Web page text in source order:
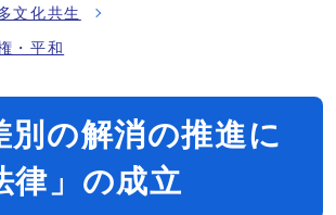
文化共生
・平和
別の解消の推進に
律」の成立